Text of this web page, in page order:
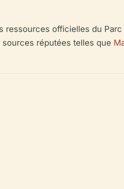
officielles du
réputées telles que